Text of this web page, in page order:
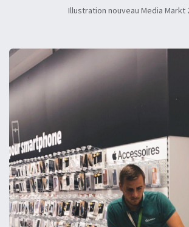
Illustration nouveau Media Markt